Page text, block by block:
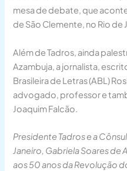
mesa de debate, que
de São Clemente, no Rio de
Além de Tadros, ainda
Azambuja, a jornalista,
Brasileira de Letras (ABL)
advogado, professor e
Joaquim Falcão.
Presidente Tadros e a
Janeiro, Gabriela Soares de
aos 50 anos da Revolução